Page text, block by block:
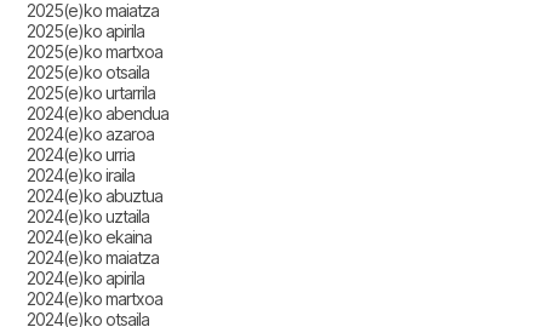
2025(e)ko maiatza
2025(e)ko apirila
2025(e)ko martxoa
2025(e)ko otsaila
2025(e)ko urtarrila
2024(e)ko abendua
2024(e)ko azaroa
2024(e)ko urria
2024(e)ko iraila
2024(e)ko abuztua
2024(e)ko uztaila
2024(e)ko ekaina
2024(e)ko maiatza
2024(e)ko apirila
2024(e)ko martxoa
2024(e)ko otsaila